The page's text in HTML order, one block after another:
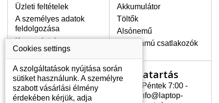
MILYEN KIJELZŐ SZÜKSÉGES A
LAPTOPJÁHOZ?
A kijelzőt a laptop modeljle alapján lehet
kikeresni, amely megjelölés megtalálható
a laptop alulsó részén található címkén
vagy az akkumulátor alatt. Rendszerint
ábrázolva van egy keretben vagy a
billentyűzetnél a vázon is. Abban az
esetben, amennyiben a sérült vagy
megrepedt kijelző le van szerelve, a típus
Üzleti feltételek
A személyes adatok
feldolgozása
Kapcsolatok
Akkumulátor
Töltők
Alsónemű
Erősáramú csatlakozók
Az Ön számlája
Az Ön számlája
Nyitvatartás
Hétfõ - Péntek 7:00 -
15:30 info@laptop-
Cookies settings
A szolgáltatások nyújtása során
sütiket használunk. A személyre
szabott vásárlási élmény
érdekében kérjük, adja